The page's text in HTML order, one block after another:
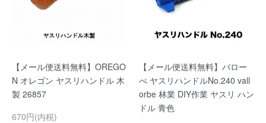
【メール便送料無料】OREGO
N オレゴン ヤスリハンドル 木
製 26857
670円(内税)
【メール便送料無料】バロー
べ ヤスリハンドルNo.240 vall
orbe 林業 DIY作業 ヤスリ ハン
ドル 青色